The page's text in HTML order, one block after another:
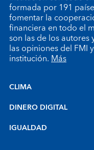
formada por 191
fomentar la
financiera en todo el
son las de los
las opiniones del FMI
institución.Más
CLIMA
DINERO DIGITAL
IGUALDAD